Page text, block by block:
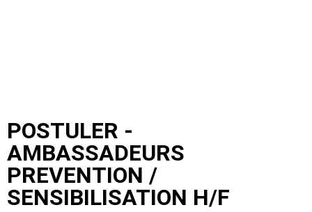
POSTULER -
AMBASSADEURS
PREVENTION /
SENSIBILISATION H/F